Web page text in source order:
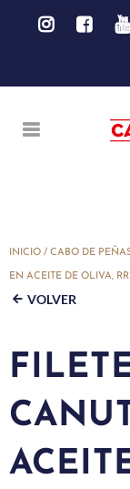
INICIO / CABO DE
EN ACEITE DE OLIVA,
VOLVER